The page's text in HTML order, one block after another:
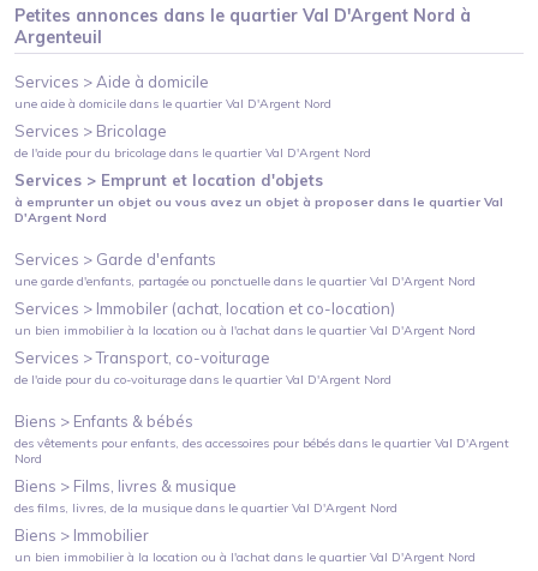
Petites annonces dans le quartierVal D'Argent Nord à
Argenteuil
Services > Aide à domicile
une aide à domicile dans le quartierVal D'Argent Nord
Services > Bricolage
de l'aide pour du bricolage dans le quartierVal D'Argent Nord
Services > Emprunt et location d'objets
à emprunter un objet ou vous avez un objet à proposer dans le quartierVal
D'Argent Nord
Services > Garde d'enfants
une garde d'enfants, partagée ou ponctuelle dans le quartierVal D'Argent Nord
Services > Immobiler (achat, location et co-location)
un bien immobilier à la location ou à l'achat dans le quartierVal D'Argent Nord
Services >Transport, co-voiturage
de l'aide pour du co-voiturage dans le quartierVal D'Argent Nord
Biens > Enfants & bébés
des vêtements pour enfants, des accessoires pour bébés dans le quartierVal D'Argent
Nord
Biens > Films, livres & musique
des films, livres, de la musique dans le quartierVal D'Argent Nord
Biens > Immobilier
un bien immobilier à la location ou à l'achat dans le quartierVal D'Argent Nord